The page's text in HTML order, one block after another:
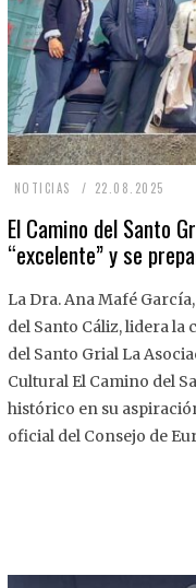
NOTICIAS 22.08.2025
.
8
2
2
El Camino del Santo
“excelente” y se
La Dra. Ana Mafé
del Santo Cáliz, lidera
del Santo Grial La
Cultural El Camino del
histórico en su
oficial del Consejo de